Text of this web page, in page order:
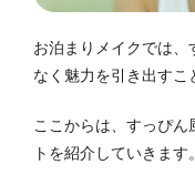
お泊まりメイクでは
なく魅力を引き出すこ
ここからは、すっぴ
トを紹介していきます。